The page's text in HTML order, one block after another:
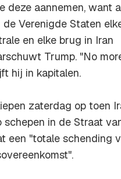
deze aannemen, want
de Verenigde Staten
en elke brug in Iran
Trump. "No
hij in kapitalen.
zaterdag op toen
schepen in de Straat
een "totale schending